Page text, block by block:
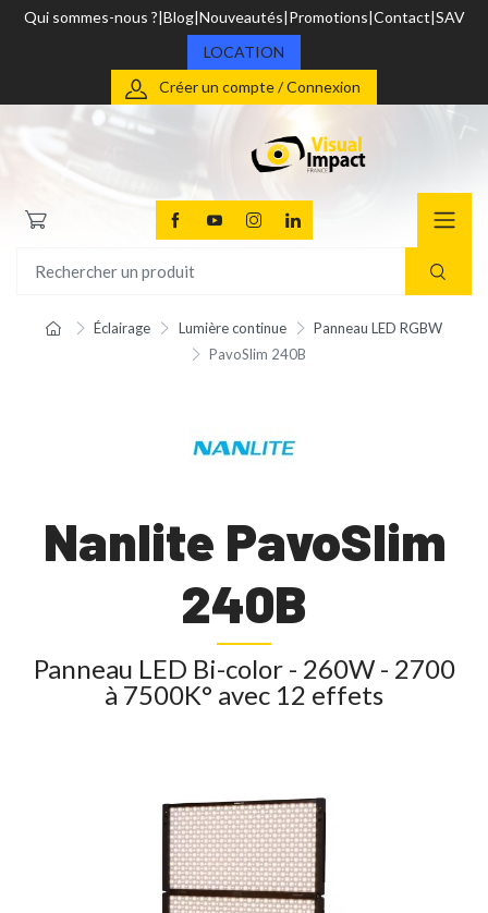
Qui sommes-nous ? Blog Nouveautés Promotions Contact SAV
LOCATION
Créer un compte / Connexion
Éclairage Lumière continue
Panneau LED RGBW
PavoSlim 240B
Nanlite PavoSlim
240B
Panneau LED Bi-color - 260W - 2700
à 7500K° avec 12 effets